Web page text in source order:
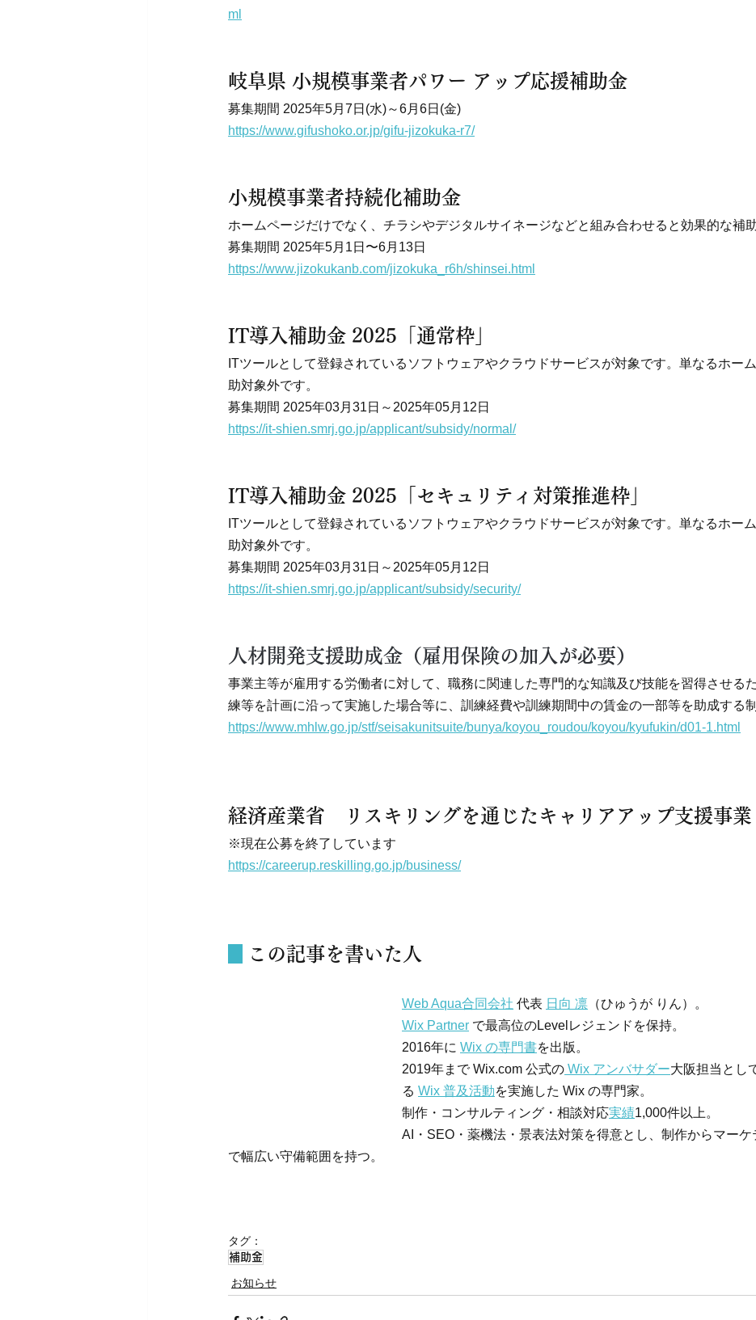
ml
岐阜県 小規模事業者パワー アップ応援補助金
募集期間 2025年5月7日(水)～6月6日(金)
https://www.gifushoko.or.jp/gifu-jizokuka-r7/
小規模事業者持続化補助金
ホームページだけでなく、チラシやデジタルサイネージなどと組み合わせると効果的な補助
募集期間 2025年5月1日〜6月13日
https://www.jizokukanb.com/jizokuka_r6h/shinsei.html
IT導入補助金 2025「通常枠」
ITツールとして登録されているソフトウェアやクラウドサービスが対象です。単なるホー
助対象外です。
募集期間 2025年03月31日～2025年05月12日
https://it-shien.smrj.go.jp/applicant/subsidy/normal/
IT導入補助金 2025「セキュリティ対策推進枠」
ITツールとして登録されているソフトウェアやクラウドサービスが対象です。単なるホー
助対象外です。
募集期間 2025年03月31日～2025年05月12日
https://it-shien.smrj.go.jp/applicant/subsidy/security/
人材開発支援助成金（雇用保険の加入が必要）
事業主等が雇用する労働者に対して、職務に関連した専門的な知識及び技能を習得させる
練等を計画に沿って実施した場合等に、訓練経費や訓練期間中の賃金の一部等を助成する制
https://www.mhlw.go.jp/stf/seisakunitsuite/bunya/koyou_roudou/koyou/kyufukin/d01-1.html
経済産業省　リスキリングを通じたキャリアアップ支援事業
※現在公募を終了しています
https://careerup.reskilling.go.jp/business/
この記事を書いた人
Web Aqua合同会社 代表 日向 凛 （ひゅうが りん）。
Wix Partner で最高位のLevelレジェンドを保持。
2016年に Wix の専門書を出版。
2019年まで Wix.com 公式の Wix アンバサダー大阪担当とし
る Wix 普及活動を実施した Wix の専門家。
制作・コンサルティング・相談対応実績1,000件以上。
AI・SEO・薬機法・景表法対策を得意とし、制作からマーケ
で幅広い守備範囲を持つ。
タグ：
補助金
お知らせ